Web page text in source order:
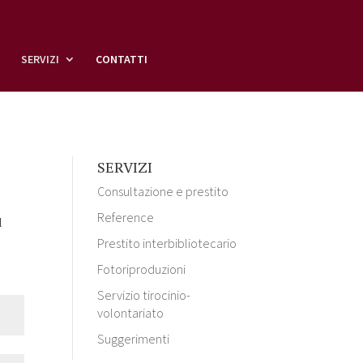
SERVIZI CONTATTI
SERVIZI
Consultazione e prestito
Reference
Prestito interbibliotecario
Fotoriproduzioni
Servizio tirocinio-
volontariato
Suggerimenti